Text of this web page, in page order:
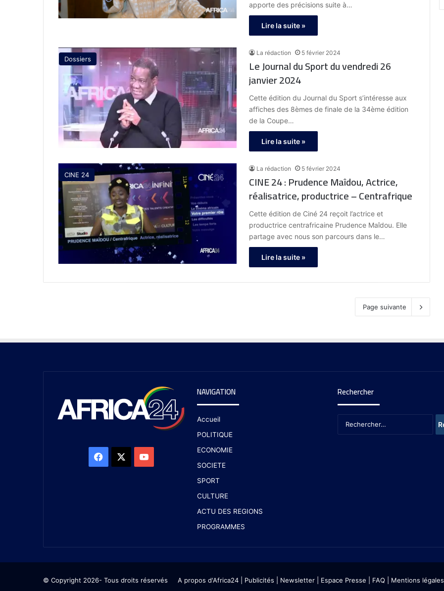
apporte des précisions suite à…
Lire la suite »
Dossiers
La rédaction 5 février 2024
Le Journal du Sport du vendredi 26
janvier 2024
Cette édition du Journal du Sport s’intéresse aux
affiches des 8èmes de finale de la 34ème édition
de la Coupe…
Lire la suite »
CINE 24
La rédaction 5 février 2024
CINE 24 : Prudence Maîdou, Actrice,
réalisatrice, productrice – Centrafrique
Cette édition de Ciné 24 reçoit l’actrice et
productrice centrafricaine Prudence Maîdou. Elle
partage avec nous son parcours dans le…
Lire la suite »
Page suivante
NAVIGATION
Accueil
POLITIQUE
ECONOMIE
SOCIETE
SPORT
CULTURE
ACTU DES REGIONS
PROGRAMMES
Rechercher
© Copyright 2026- Tous droits réservés A propos d'Africa24 Publicités Newsletter Espace Presse | FAQ | Mentions légales